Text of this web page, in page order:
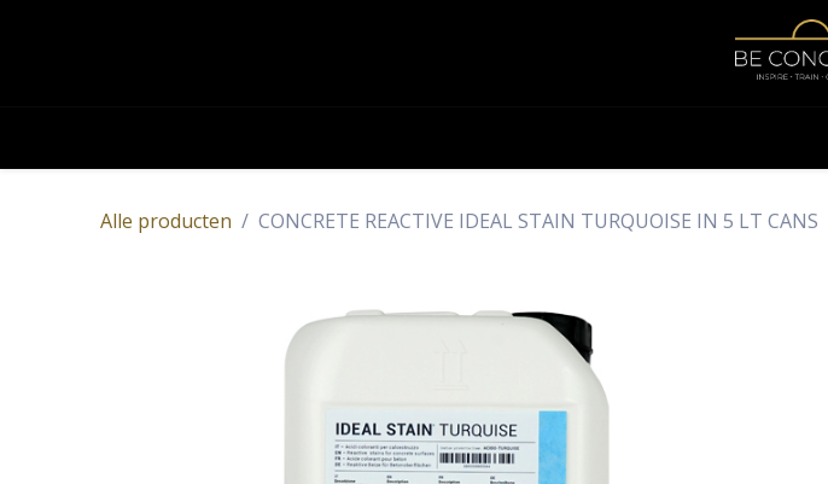
Alle producten CONCRETE REACTIVE IDEAL STAIN TURQUOISE IN 5 LT CANS